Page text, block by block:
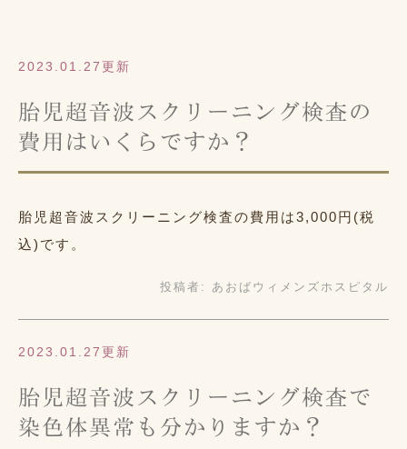
2023.01.27更新
胎児超音波スクリーニング検査の
費用はいくらですか？
胎児超音波スクリーニング検査の費用は3,000円(税
込)です。
投稿者: あおばウィメンズホスピタル
2023.01.27更新
胎児超音波スクリーニング検査で
染色体異常も分かりますか？